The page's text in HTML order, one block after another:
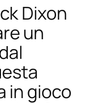
Dixon
un
in gioco